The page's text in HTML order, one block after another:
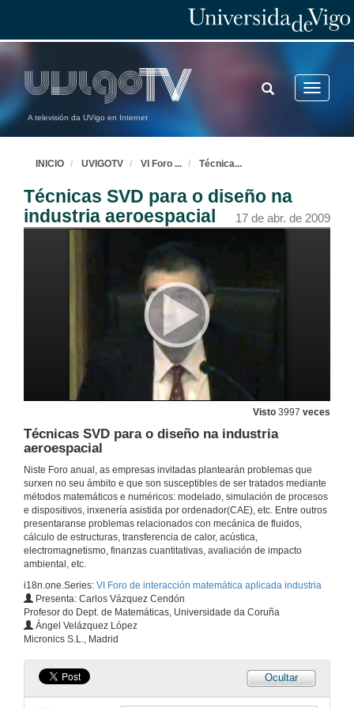
A televisión da UVigo en Internet
Toggle
TOGGLE
SEARCH
INICIO UVIGOTV VI Foro ... Técnica...
Técnicas SVD para o diseño na
industria aeroespacial
17 de abr. de 2009
Visto 3997 veces
Técnicas SVD para o diseño na industria
aeroespacial
Niste Foro anual, as empresas invitadas plantearán problemas que
surxen no seu ámbito e que son susceptibles de ser tratados mediante
métodos matemáticos e numéricos: modelado, simulación de procesos
e dispositivos, inxenería asistida por ordenador(CAE), etc. Entre outros
presentaranse problemas relacionados con mecánica de fluidos,
cálculo de estructuras, transferencia de calor, acústica,
electromagnetismo, finanzas cuantitativas, avaliación de impacto
ambiental, etc.
i18n.one.Series: VI Foro de interacción matemática aplicada industria
Presenta: Carlos Vázquez Cendón
Profesor do Dept. de Matemáticas, Universidade da Coruña
Ángel Velázquez López
Micronics S.L., Madrid
Ocultar